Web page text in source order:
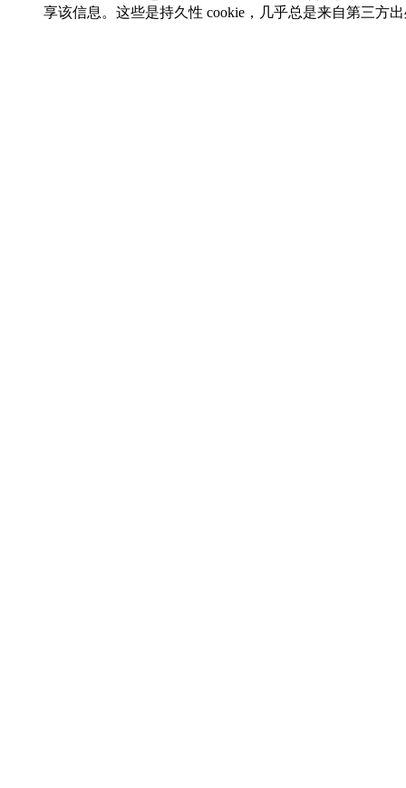
享该信息。这些是持久性 cookie，几乎总是来自第三方